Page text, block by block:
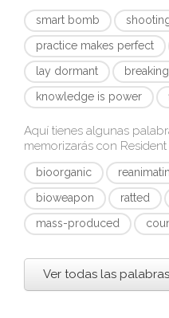
smart bomb
practice makes perfect
lay dormant
knowledge is power
Aquí tienes algunas
memorizarás con
bioorganic
bioweapon
ratted
mass-produced
Ver todas las